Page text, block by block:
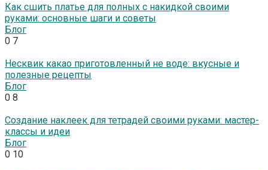
Как сшить платье для полных с накидкой своими
руками: основные шаги и советы
Блог
0 7
Несквик какао приготовленный не воде: вкусные и
полезные рецепты
Блог
0 8
Создание наклеек для тетрадей своими руками: мастер-
классы и идеи
Блог
0 10